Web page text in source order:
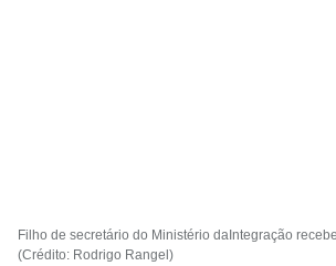
Filho de secretário do Ministério daIntegração
(Crédito: Rodrigo Rangel)